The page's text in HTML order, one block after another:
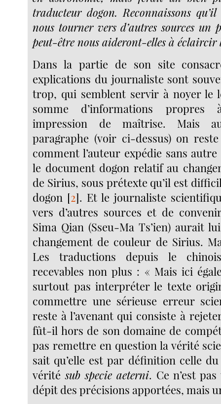
traducteur dogon. Reconnaissons
nous tourner vers d’autres sources un
peut-être nous aideront-elles à éclaircir
Dans la partie de son site
explications du journaliste sont
trop, qui semblent servir à noyer le
somme d’informations
impression de maîtrise. Mais
paragraphe (voir ci-dessus) on
comment l’auteur expédie sans autre
le document dogon relatif au
de Sirius, sous prétexte qu’il est
dogon [2]. Et le journaliste
vers d’autres sources et de
Sima Qian (Sseu-Ma Ts’ien) aurait
changement de couleur de Sirius.
Les traductions depuis le
recevables non plus : « Mais ici
surtout pas interpréter le texte
commettre une sérieuse erreur
reste à l’avenant qui consiste à
fût-il hors de son domaine de
pas remettre en question la vérité
sait qu’elle est par définition celle
véritésub specie aeterni. Ce n’est
dépit des précisions apportées, mais